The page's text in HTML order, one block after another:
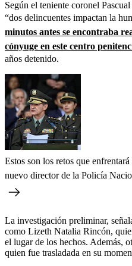
Según el teniente coronel
“dos delincuentes impactan la
minutos antes se encontraba
cónyuge en este centro
años detenido.
Estos son los retos que
nuevo director de la Policía
La investigación preliminar,
como Lizeth Natalia Rincón,
el lugar de los hechos. Además,
quien fue trasladada en su